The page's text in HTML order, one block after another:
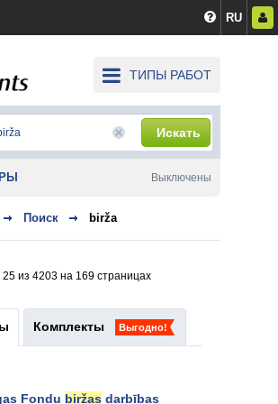
RU
ТИПЫ РАБОТ
Искать
Поиск birža
из 4203 на 169 страницах
Комплекты Выгодно!
Fondu biržas darbības
Выключены